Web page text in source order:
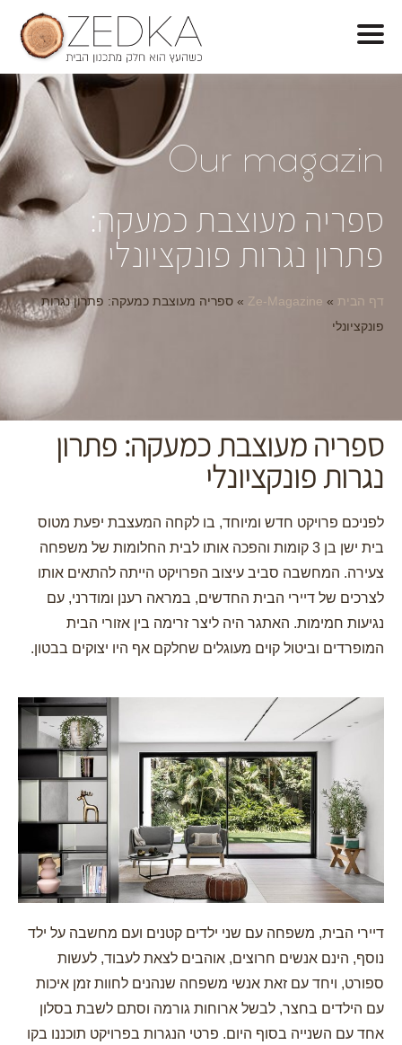
Our magazin
ספריה מעוצבת כמעקה:
פתרון נגרות פונקציונלי
דף הבית »
Ze-Magazine
» ספריה מעוצבת כמעקה: פתרון נגרות
פונקציונלי
ספריה מעוצבת כמעקה: פתרון
נגרות פונקציונלי
לפניכם פרויקט חדש ומיוחד, בו לקחה המעצבת יפעת מטוס
בית ישן בן 3 קומות והפכה אותו לבית החלומות של משפחה
צעירה. המחשבה סביב עיצוב הפרויקט הייתה להתאים אותו
לצרכים של דיירי הבית החדשים, במראה רענן ומודרני, עם
נגיעות חמימות. האתגר היה ליצר זרימה בין אזורי הבית
המופרדים וביטול קוים מעוגלים שחלקם אף היו יצוקים בבטון.
דיירי הבית, משפחה עם שני ילדים קטנים ועם מחשבה על ילד
נוסף, הינם אנשים חרוצים, אוהבים לצאת לעבוד, לעשות
ספורט, ויחד עם זאת אנשי משפחה שנהנים לחוות זמן איכות
עם הילדים בחצר, לבשל ארוחות גורמה וסתם לשבת בסלון
אחד עם השנייה בסוף היום. פרטי הנגרות בפרויקט תוכננו בקו